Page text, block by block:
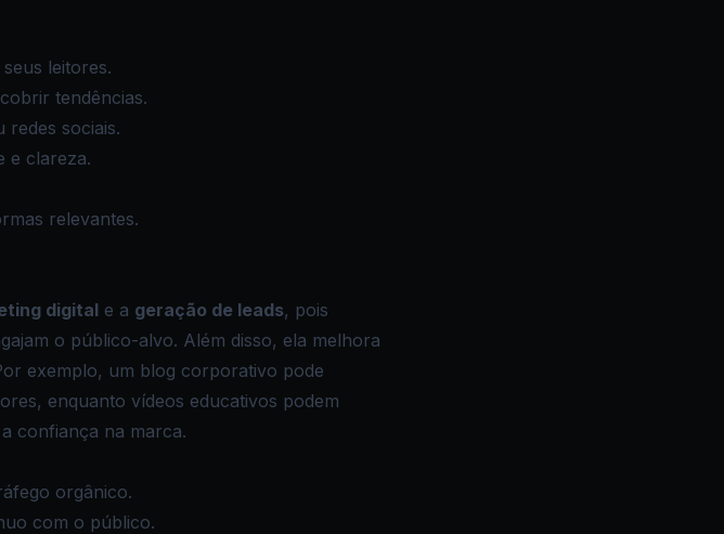
leitores.
tendências.
redes sociais.
e clareza.
relevantes.
digital e a geração de leads, pois
o público-alvo. Além disso, ela melhora
exemplo, um blog corporativo pode
enquanto vídeos educativos podem
confiança na marca.
orgânico.
com o público.